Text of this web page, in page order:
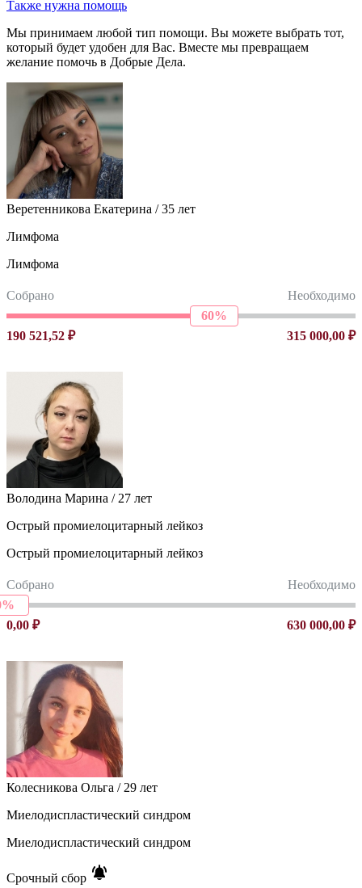
Также нужна помощь
Мы принимаем любой тип помощи. Вы можете выбрать тот,
который будет удобен для Вас. Вместе мы превращаем
желание помочь в Добрые Дела.
Веретенникова Екатерина / 35 лет
Лимфома
Лимфома
Собрано
Необходимо
60%
190 521,52 ₽
315 000,00 ₽
Володина Марина / 27 лет
Острый промиелоцитарный лейкоз
Острый промиелоцитарный лейкоз
Собрано
Необходимо
0,00 ₽
630 000,00 ₽
Колесникова Ольга / 29 лет
Миелодиспластический синдром
Миелодиспластический синдром
Срочный сбор